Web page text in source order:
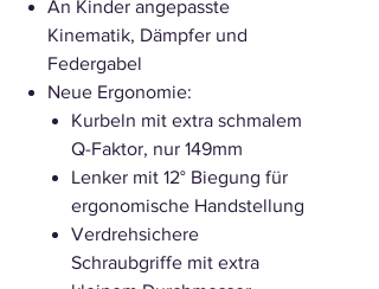
An Kinder angepasste
Kinematik, Dämpfer und
Federgabel
Neue Ergonomie:
Kurbeln mit extra schmalem
Q-Faktor, nur 149mm
Lenker mit 12° Biegung für
ergonomische Handstellung
Verdrehsichere
Schraubgriffe mit extra